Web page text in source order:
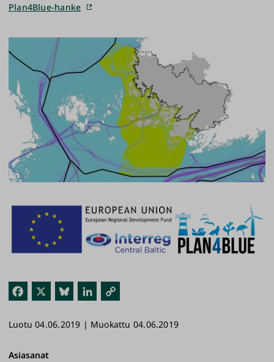
Fac
ok
Blu
y
Link
n
link
Plan4Blue-hanke
Luotu 04.06.2019 | Muokattu 04.06.2019
Asiasanat